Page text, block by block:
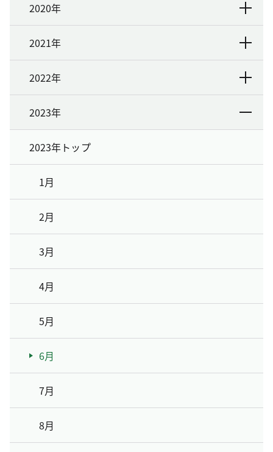
2020年
2021年
2022年
2023年
2023年トップ
1月
2月
3月
4月
5月
6月
7月
8月